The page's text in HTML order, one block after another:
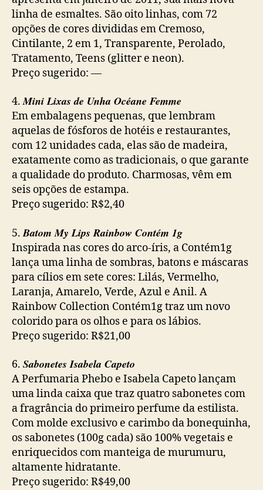
linha de esmaltes. São oito linhas, com 72
opções de cores divididas em Cremoso,
Cintilante, 2 em 1, Transparente, Perolado,
Tratamento, Teens (glitter e neon).
Preço sugerido: —
4.Mini Lixas de Unha Océane Femme
Em embalagens pequenas, que lembram
aquelas de fósforos de hotéis e restaurantes,
com 12 unidades cada, elas são de madeira,
exatamente como as tradicionais, o que garante
a qualidade do produto. Charmosas, vêm em
seis opções de estampa.
Preço sugerido: R$2,40
5.Batom My Lips Rainbow Contém 1g
Inspirada nas cores do arco-íris, a Contém1g
lança uma linha de sombras, batons e máscaras
para cílios em sete cores: Lilás, Vermelho,
Laranja, Amarelo, Verde, Azul e Anil. A
Rainbow Collection Contém1g traz um novo
colorido para os olhos e para os lábios.
Preço sugerido: R$21,00
6. Sabonetes Isabela Capeto
A Perfumaria Phebo e Isabela Capeto lançam
uma linda caixa que traz quatro sabonetes com
a fragrância do primeiro perfume da estilista.
Com molde exclusivo e carimbo da bonequinha,
os sabonetes (100g cada) são 100% vegetais e
enriquecidos com manteiga de murumuru,
altamente hidratante.
Preço sugerido: R$49,00